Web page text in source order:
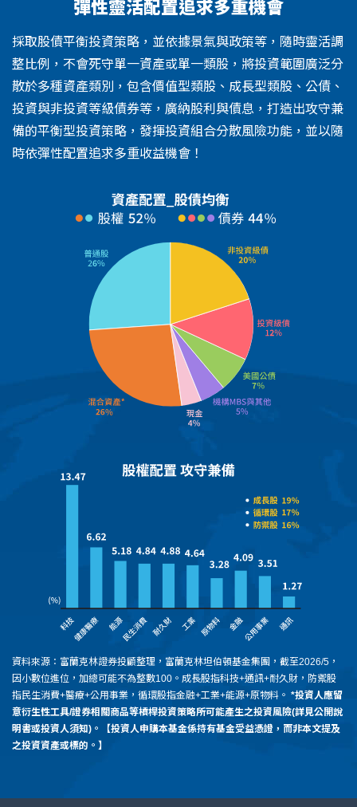
彈性靈活配置追求多重機會
採取股債平衡投資策略，並依據景氣與政策等，隨時靈活調
整比例，不會死守單一資產或單一類股，將投資範圍廣泛分
散於多種資產類別，包含價值型類股、成長型類股、公債、
投資與非投資等級債券等，廣納股利與債息，打造出攻守兼
備的平衡型投資策略，發揮投資組合分散風險功能，並以隨
時依彈性配置追求多重收益機會！
資料來源：富蘭克林證券投顧整理，富蘭克林坦伯頓基金集團，截至2026/5，
因小數位進位，加總可能不為整數100。成長股指科技+通訊+耐久財，防禦股
指民生消費+醫療+公用事業，循環股指金融+工業+能源+原物料。 *投資人應留
意衍生性工具/證券相關商品等槓桿投資策略所可能產生之投資風險(詳見公開說
明書或投資人須知)。【投資人申購本基金係持有基金受益憑證，而非本文提及
之投資資產或標的。】